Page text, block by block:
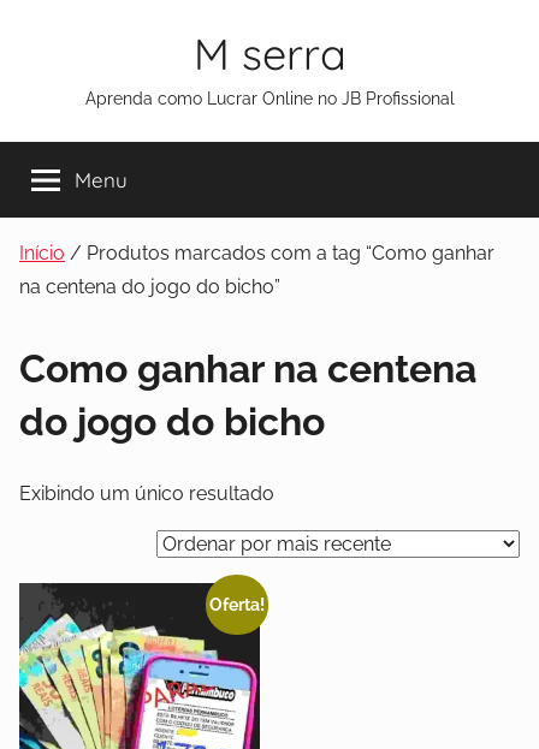
M serra
Aprenda como Lucrar Online no JB Profissional
Menu
Início / Produtos marcados com a tag “Como ganhar
na centena do jogo do bicho”
Como ganhar na centena
do jogo do bicho
Exibindo um único resultado
Oferta!